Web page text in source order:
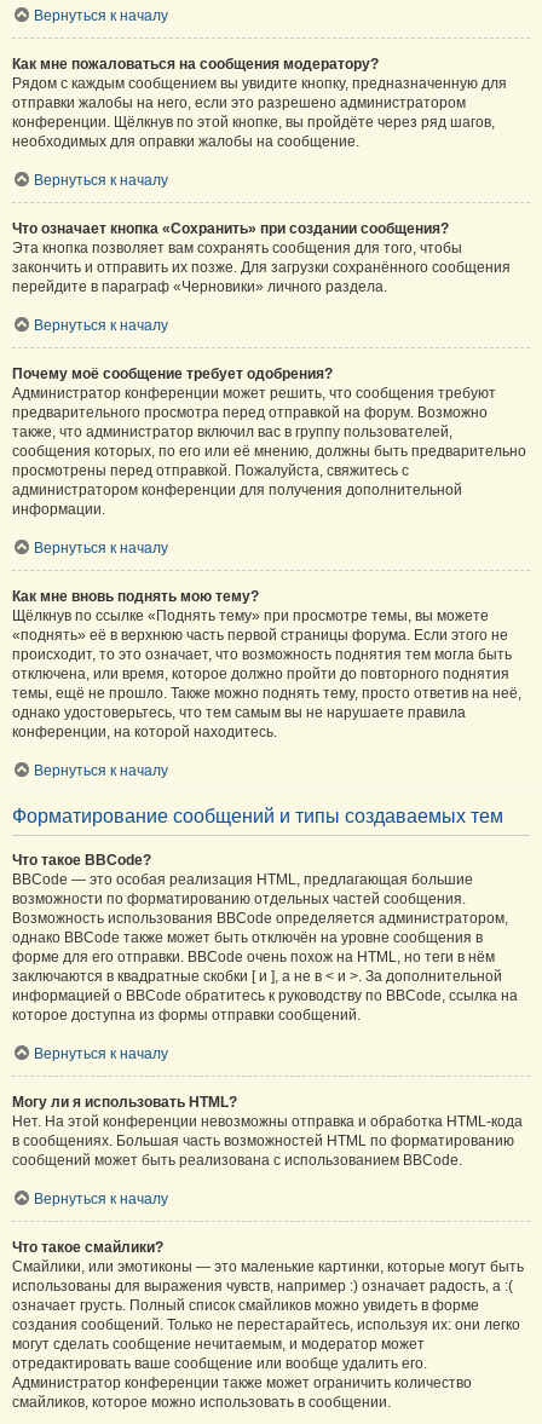
Вернуться к началу
Как мне пожаловаться на сообщения модератору?
Рядом с каждым сообщением вы увидите кнопку, предназначенную для
отправки жалобы на него, если это разрешено администратором
конференции. Щёлкнув по этой кнопке, вы пройдёте через ряд шагов,
необходимых для оправки жалобы на сообщение.
Вернуться к началу
Что означает кнопка «Сохранить» при создании сообщения?
Эта кнопка позволяет вам сохранять сообщения для того, чтобы
закончить и отправить их позже. Для загрузки сохранённого сообщения
перейдите в параграф «Черновики» личного раздела.
Вернуться к началу
Почему моё сообщение требует одобрения?
Администратор конференции может решить, что сообщения требуют
предварительного просмотра перед отправкой на форум. Возможно
также, что администратор включил вас в группу пользователей,
сообщения которых, по его или её мнению, должны быть предварительно
просмотрены перед отправкой. Пожалуйста, свяжитесь с
администратором конференции для получения дополнительной
информации.
Вернуться к началу
Как мне вновь поднять мою тему?
Щёлкнув по ссылке «Поднять тему» при просмотре темы, вы можете
«поднять» её в верхнюю часть первой страницы форума. Если этого не
происходит, то это означает, что возможность поднятия тем могла быть
отключена, или время, которое должно пройти до повторного поднятия
темы, ещё не прошло. Также можно поднять тему, просто ответив на неё,
однако удостоверьтесь, что тем самым вы не нарушаете правила
конференции, на которой находитесь.
Вернуться к началу
Форматирование сообщений и типы создаваемых тем
Что такое BBCode?
BBCode — это особая реализация HTML, предлагающая большие
возможности по форматированию отдельных частей сообщения.
Возможность использования BBCode определяется администратором,
однако BBCode также может быть отключён на уровне сообщения в
форме для его отправки. BBCode очень похож на HTML, но теги в нём
заключаются в квадратные скобки [ и ], а не в < и >. За дополнительной
информацией о BBCode обратитесь к руководству по BBCode, ссылка на
которое доступна из формы отправки сообщений.
Вернуться к началу
Могу ли я использовать HTML?
Нет. На этой конференции невозможны отправка и обработка HTML-кода
в сообщениях. Большая часть возможностей HTML по форматированию
сообщений может быть реализована с использованием BBCode.
Вернуться к началу
Что такое смайлики?
Смайлики, или эмотиконы — это маленькие картинки, которые могут быть
использованы для выражения чувств, например :) означает радость, а :(
означает грусть. Полный список смайликов можно увидеть в форме
создания сообщений. Только не перестарайтесь, используя их: они легко
могут сделать сообщение нечитаемым, и модератор может
отредактировать ваше сообщение или вообще удалить его.
Администратор конференции также может ограничить количество
смайликов, которое можно использовать в сообщении.